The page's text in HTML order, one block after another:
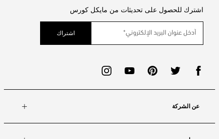
اشترك للحصول على تحديثات من مايكل كورس
اشتراك
عن الشركة